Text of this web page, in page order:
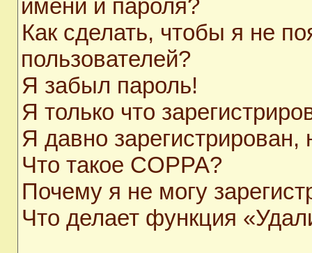
имени и пароля?
Как сделать, чтобы я не
пользователей?
Я забыл пароль!
Я только что
Я давно
Что такое COPPA?
Почему я не могу
Что делает функция